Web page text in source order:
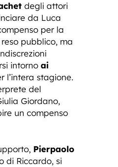
degli attori
da Luca
per la
pubblico, ma
intorno ai
l’intera stagione.
del
Giordano,
un compenso
Pierpaolo
di Riccardo, si